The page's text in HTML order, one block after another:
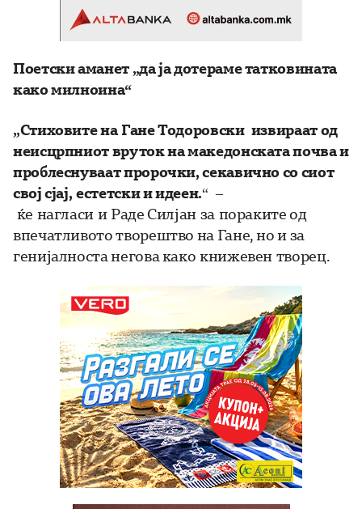
Поетски аманет „да ја дотераме татковината
како милноина“
„Стиховите на Гане Тодоровски извираат од
неисцрпниот вруток на македонската почва и
проблеснуваат пророчки, секавично со сиот
свој сјај, естетски и идеен.“ –
ќе нагласи и Раде Силјан за пораките од
впечатливото творештво на Гане, но и за
генијалноста негова како книжевен творец.